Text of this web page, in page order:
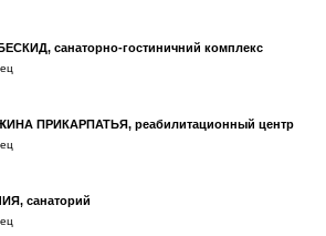
санаторно-гостиничний комплекс
ПРИКАРПАТЬЯ, реабилитационный центр
санаторий